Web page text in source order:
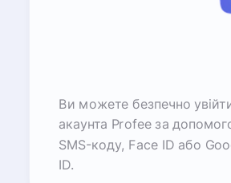
Ви можете безпечно
акаунта Profee за
SMS-коду, Face ID або
ID.